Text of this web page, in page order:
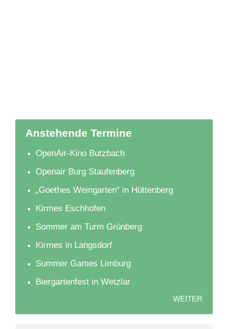
Anstehende Termine
OpenAir-Kino Butzbach
Openair Burg Staufenberg
„Goethes Weingarten“ in Hüttenberg
Kirmes Eschhofen
Sommer am Turm Grünberg
Kirmes in Langsdorf
Summer Games Limburg
Biergartenfest in Wetzlar
WEITER